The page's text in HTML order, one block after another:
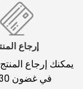
إرجاع
يمكنك إرجاع
في غضون 30 يوما